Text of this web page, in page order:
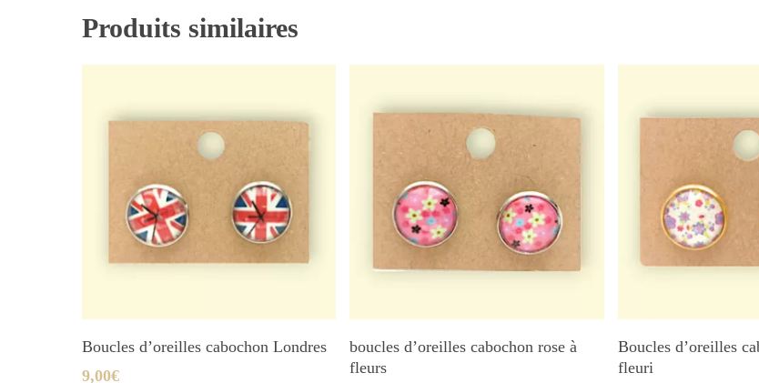
Produits similaires
Ajouter Au Panier
Boucles d’oreilles cabochon Londres
9,00€
Ajouter Au Panier
boucles d’oreilles cabochon rose à
fleurs
Ajouter Au
Boucles d’oreilles
fleuri